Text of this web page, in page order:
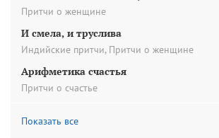
Притчи о женщине
И смела, и труслива
Индийские притчи, Притчи о женщине
Арифметика счастья
Притчи о счастье
Показать все